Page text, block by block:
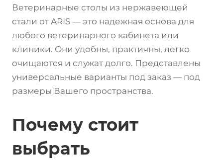
Ветеринарные столы из нержавеющей
стали от ARIS — это надежная основа для
любого ветеринарного кабинета или
клиники. Они удобны, практичны, легко
очищаются и служат долго. Представлены
универсальные варианты под заказ — под
размеры Вашего пространства.
Почему стоит
выбрать